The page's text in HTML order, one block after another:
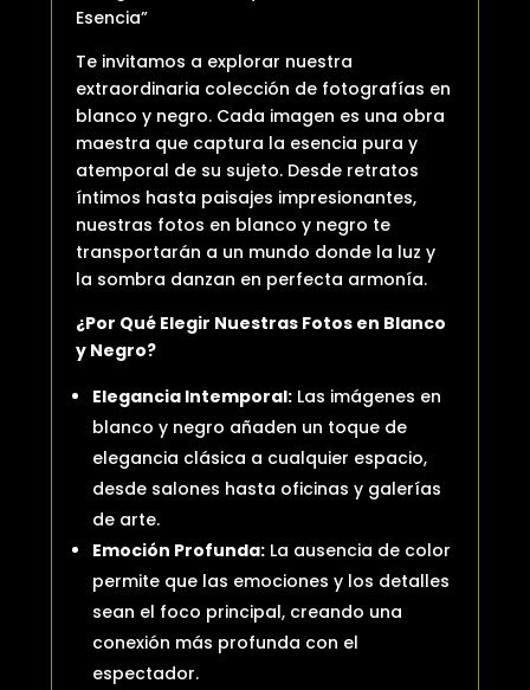
Esencia”
Te invitamos a explorar nuestra
extraordinaria colección de fotografías en
blanco y negro. Cada imagen es una obra
maestra que captura la esencia pura y
atemporal de su sujeto. Desde retratos
íntimos hasta paisajes impresionantes,
nuestras fotos en blanco y negro te
transportarán a un mundo donde la luz y
la sombra danzan en perfecta armonía.
¿Por Qué Elegir Nuestras Fotos en Blanco
y Negro?
Elegancia Intemporal:Las imágenes en
blanco y negro añaden un toque de
elegancia clásica a cualquier espacio,
desde salones hasta oficinas y galerías
de arte.
Emoción Profunda:La ausencia de color
permite que las emociones y los detalles
sean el foco principal, creando una
conexión más profunda con el
espectador.